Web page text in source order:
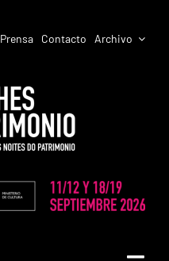
Prensa Contacto Archivo